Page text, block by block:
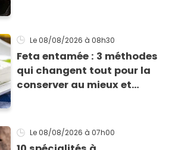
Le 08/08/2026 à 08h30
Feta entamée : 3 méthodes
qui changent tout pour la
conserver au mieux et
Le 08/08/2026 à 07h00